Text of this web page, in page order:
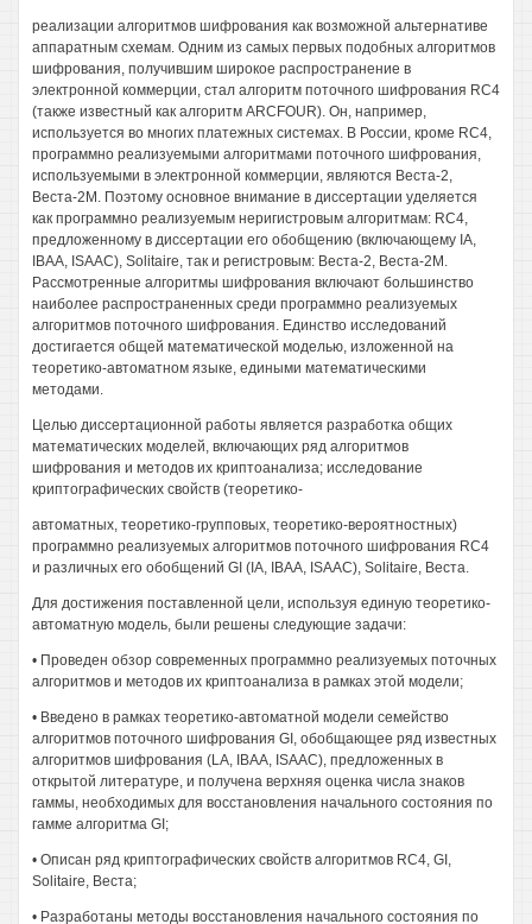
реализации алгоритмов шифрования как возможной альтернативе
аппаратным схемам. Одним из самых первых подобных алгоритмов
шифрования, получившим широкое распространение в
электронной коммерции, стал алгоритм поточного шифрования RC4
(также известный как алгоритм ARCFOUR). Он, например,
используется во многих платежных системах. В России, кроме RC4,
программно реализуемыми алгоритмами поточного шифрования,
используемыми в электронной коммерции, являются Веста-2,
Веста-2М. Поэтому основное внимание в диссертации уделяется
как программно реализуемым неригистровым алгоритмам: RC4,
предложенному в диссертации его обобщению (включающему IA,
IBAA, ISAAC), Solitaire, так и регистровым: Веста-2, Веста-2М.
Рассмотренные алгоритмы шифрования включают большинство
наиболее распространенных среди программно реализуемых
алгоритмов поточного шифрования. Единство исследований
достигается общей математической моделью, изложенной на
теоретико-автоматном языке, едиными математическими
методами.
Целью диссертационной работы является разработка общих
математических моделей, включающих ряд алгоритмов
шифрования и методов их криптоанализа; исследование
криптографических свойств (теоретико-
автоматных, теоретико-групповых, теоретико-вероятностных)
программно реализуемых алгоритмов поточного шифрования RC4
и различных его обобщений GI (IA, IBAA, ISAAC), Solitaire, Веста.
Для достижения поставленной цели, используя единую теоретико-
автоматную модель, были решены следующие задачи:
• Проведен обзор современных программно реализуемых поточных
алгоритмов и методов их криптоанализа в рамках этой модели;
• Введено в рамках теоретико-автоматной модели семейство
алгоритмов поточного шифрования GI, обобщающее ряд известных
алгоритмов шифрования (LA, IBAA, ISAAC), предложенных в
открытой литературе, и получена верхняя оценка числа знаков
гаммы, необходимых для восстановления начального состояния по
гамме алгоритма GI;
• Описан ряд криптографических свойств алгоритмов RC4, GI,
Solitaire, Веста;
• Разработаны методы восстановления начального состояния по